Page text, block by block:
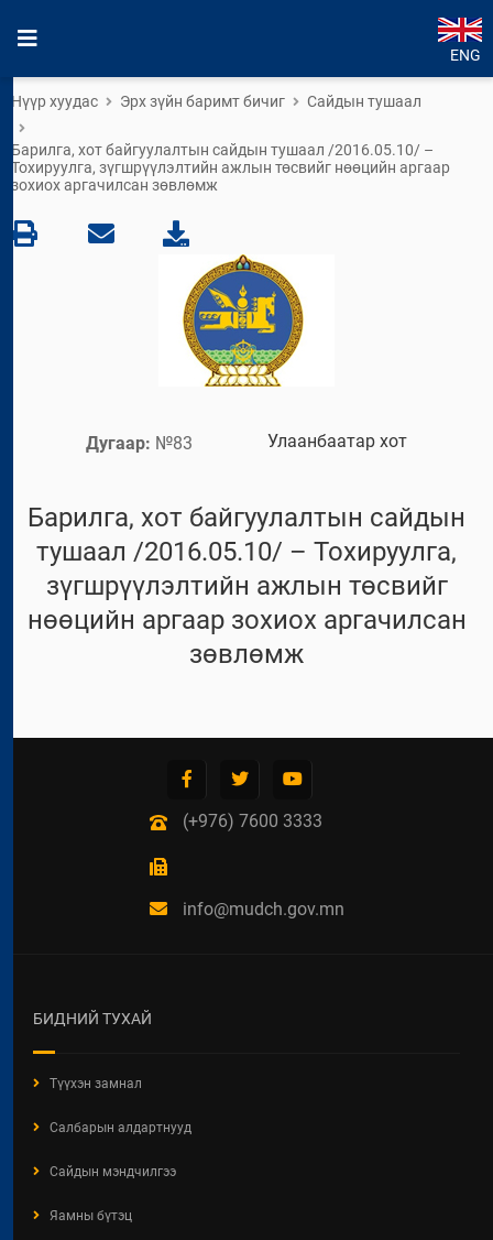
ENG
Нүүр хуудас Эрх зүйн баримт бичиг Сайдын тушаал
Барилга, хот байгуулалтын сайдын тушаал /2016.05.10/ –
Тохируулга, зүгшрүүлэлтийн ажлын төсвийг нөөцийн аргаар
зохиох аргачилсан зөвлөмж
Дугаар: №83 Улаанбаатар хот
Барилга, хот байгуулалтын сайдын
тушаал /2016.05.10/ – Тохируулга,
зүгшрүүлэлтийн ажлын төсвийг
нөөцийн аргаар зохиох аргачилсан
зөвлөмж
(+976) 7600 3333
info@mudch.gov.mn
БИДНИЙ ТУХАЙ
Түүхэн замнал
Салбарын алдартнууд
Сайдын мэндчилгээ
Яамны бүтэц